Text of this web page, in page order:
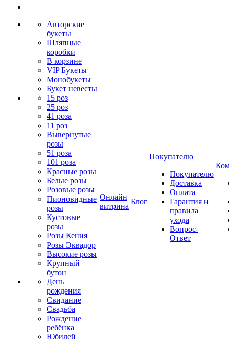
Авторские
букеты
Шляпные
коробки
В корзине
VIP Букеты
Монобукеты
Букет невесты
15 роз
25 роз
41 роза
11 роз
Вывернутые
розы
51 роза
101 роза
Красные розы
Белые розы
Розовые розы
Пионовидные
розы
Кустовые
розы
Розы Кения
Розы Эквадор
Высокие розы
Крупный
бутон
День
рождения
Свидание
Свадьба
Рождение
ребёнка
Юбилей
Онлайн
витрина
Блог
Покупателю
Покупателю
Доставка
Оплата
Гарантия и
правила
ухода
Вопрос-
Ответ